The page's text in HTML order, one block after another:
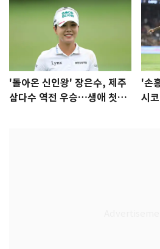
'돌아온 신인왕' 장은수, 제주
삼다수 역전 우승…생애 첫승
'손
시